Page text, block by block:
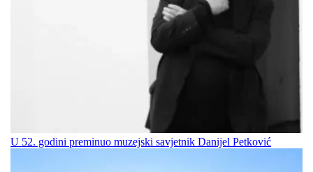
U 52. godini preminuo muzejski savjetnik Danijel Petković